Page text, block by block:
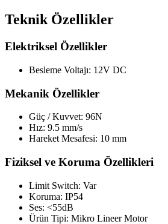
Teknik Özellikler
Elektriksel Özellikler
Besleme Voltajı: 12V DC
Mekanik Özellikler
Güç / Kuvvet: 96N
Hız: 9.5 mm/s
Hareket Mesafesi: 10 mm
Fiziksel ve Koruma Özellikleri
Limit Switch: Var
Koruma: IP54
Ses: <55dB
Ürün Tipi: Mikro Lineer Motor